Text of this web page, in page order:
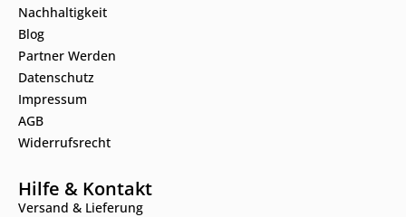
Nachhaltigkeit
Blog
Partner Werden
Datenschutz
Impressum
AGB
Widerrufsrecht
Hilfe & Kontakt
Versand & Lieferung